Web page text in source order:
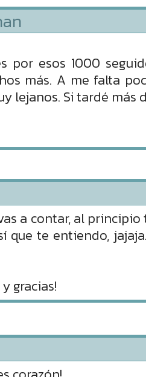
por esos 1000
más. A me falta
lejanos. Si tardé más
a contar, al
que te entiendo,
gracias!